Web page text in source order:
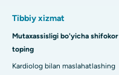
Tibbiy xizmat
Mutaxassisligi bo'yicha shifokor
toping
Kardiolog bilan maslahatlashing